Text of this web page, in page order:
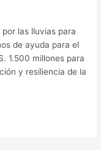
las lluvias para
de ayuda para el
1.500 millones para
y resiliencia de la